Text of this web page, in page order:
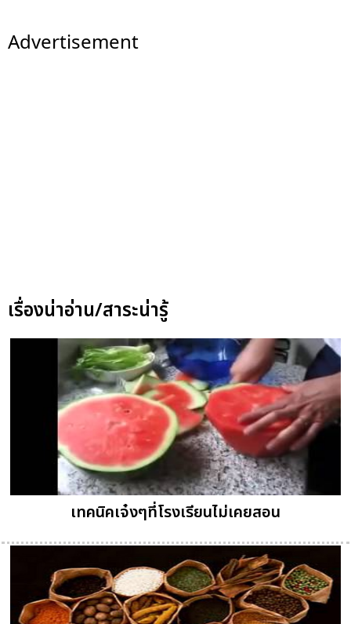
Advertisement
เรื่องน่าอ่าน/สาระน่ารู้
เทคนิคเจ๋งๆที่โรงเรียนไม่เคยสอน